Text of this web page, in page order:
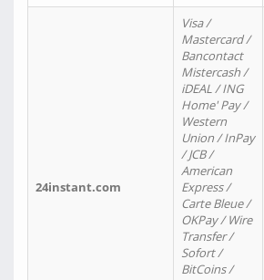
24instant.com
Visa /
Mastercard /
Bancontact
Mistercash /
iDEAL / ING
Home' Pay /
Western
Union / InPay
/ JCB /
American
Express /
Carte Bleue /
OKPay / Wire
Transfer /
Sofort /
BitCoins /